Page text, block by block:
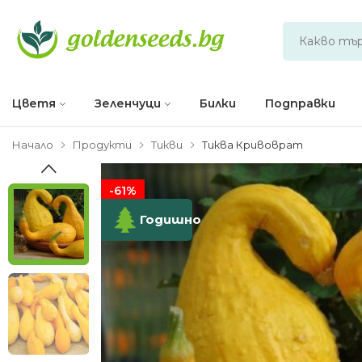
Цветя Зеленчуци Билки Подправки
Начало Продукти Тикви Тиква Кривоврат
Годишно
-61%